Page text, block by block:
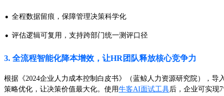
· 全程数据留痕，保障管理决策科学化
· 评估逻辑可复用，支持跨部门统一测评口径
3. 全流程智能化降本增效，让HR团队释放核心竞争力
根据《2024企业人力成本控制白皮书》（蓝鲸人力资源研究院），
策略优化，让决策价值最大化。使用牛客AI面试工具后，企业可实现